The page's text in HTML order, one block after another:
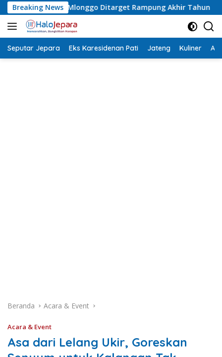
Langsung
ke
konten
Breaking News
Rampung Akhir Tahun Asrori Terpilih Lagi
Seputar Jepara Eks Karesidenan Pati Jateng Kuliner
Beranda Acara & Event
Acara & Event
Asa dari Lelang Ukir, Goreskan